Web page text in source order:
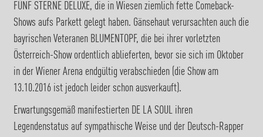
FÜNF STERNE DELUXE, die in Wiesen ziemlich fette Comeback-
Shows aufs Parkett gelegt haben. Gänsehaut verursachten auch die
bayrischen Veteranen BLUMENTOPF, die bei ihrer vorletzten
Österreich-Show ordentlich ablieferten, bevor sie sich im Oktober
in der Wiener Arena endgültig verabschieden (die Show am
13.10.2016 ist jedoch leider schon ausverkauft).
Erwartungsgemäß manifestierten DE LA SOUL ihren
Legendenstatus auf sympathische Weise und der Deutsch-Rapper